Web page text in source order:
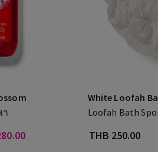
White Loofah
Loofah Bath
THB 250.00